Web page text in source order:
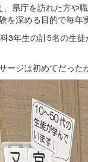
県庁を訪れた方
深める目的で毎年
3年生の計5名の生
ジは初めてだっ